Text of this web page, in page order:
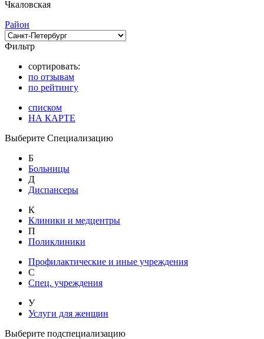
Чкаловская
Район
Фильтр
сортировать:
по отзывам
по рейтингу
списком
НА КАРТЕ
Выберите Специализацию
Б
Больницы
Д
Диспансеры
К
Клиники и медцентры
П
Поликлиники
Профилактические и иные учреждения
С
Спец. учреждения
У
Услуги для женщин
Выберите подспециализацию